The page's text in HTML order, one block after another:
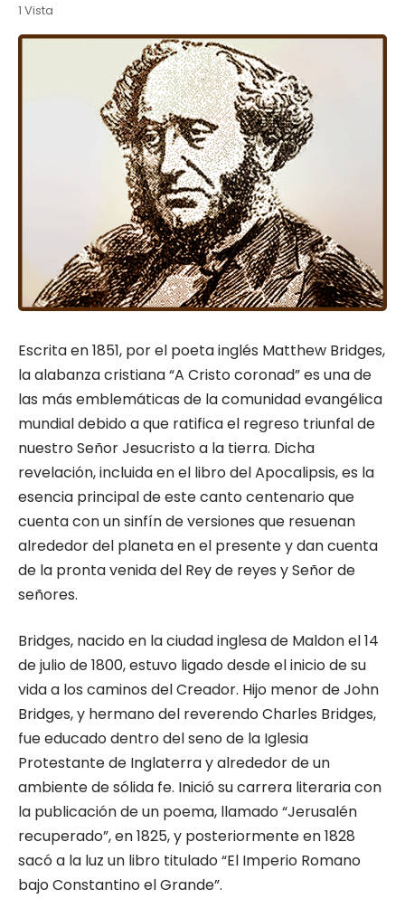
1 Vista
Escrita en 1851, por el poeta in­glés Matthew Bridges,
la alabanza cristia­na “A Cristo coronad” es una de
las más emblemáticas de la comunidad evangéli­ca
mundial debido a que ratifica el regre­so triunfal de
nuestro Señor Jesucristo a la tierra. Dicha
revelación, incluida en el libro del Apocalipsis, es la
esencia principal de este canto centenario que
cuenta con un sinfín de versiones que resuenan
alrededor del planeta en el presente y dan cuenta
de la pronta venida del Rey de reyes y Señor de
señores.
Bridges, nacido en la ciudad ingle­sa de Maldon el 14
de julio de 1800, estu­vo ligado desde el inicio de su
vida a los caminos del Creador. Hijo menor de John
Bridges, y hermano del reverendo Charles Bridges,
fue educado dentro del seno de la Iglesia
Protestante de Inglaterra y alrede­dor de un
ambiente de sólida fe. Inició su carrera literaria con
la publicación de un poema, llamado “Jerusalén
recuperado”, en 1825, y posteriormente en 1828
sacó a la luz un libro titulado “El Imperio Romano
bajo Constantino el Grande”.